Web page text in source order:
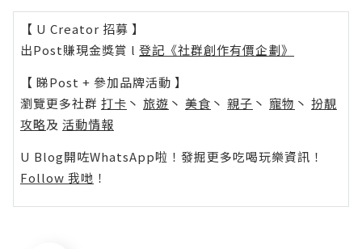
【 U Creator 招募 】
出Post賺現金獎賞 l 登記《社群創作有價企劃》
【 睇Post + 參加品牌活動 】
瀏覽更多社群 打卡 丶 旅遊 丶 美食 丶 親子 丶 寵物 丶 扮靚
攻略及 活動情報
U Blog開咗WhatsApp啦！發掘更多吃喝玩樂資訊！
Follow 我哋 ！